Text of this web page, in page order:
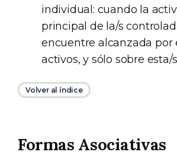
individual: cuando la
principal de la/s
encuentre alcanzada por
activos, y sólo sobre esta/
Volver al índice
Formas Asociativas